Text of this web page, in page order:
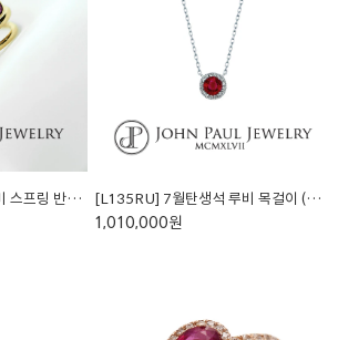
[FS064R] 7월탄생석 루비 스프링 반지 (천연석) [L135RU] 7월탄생석 루비 목걸이 (천연석)
1,010,000원